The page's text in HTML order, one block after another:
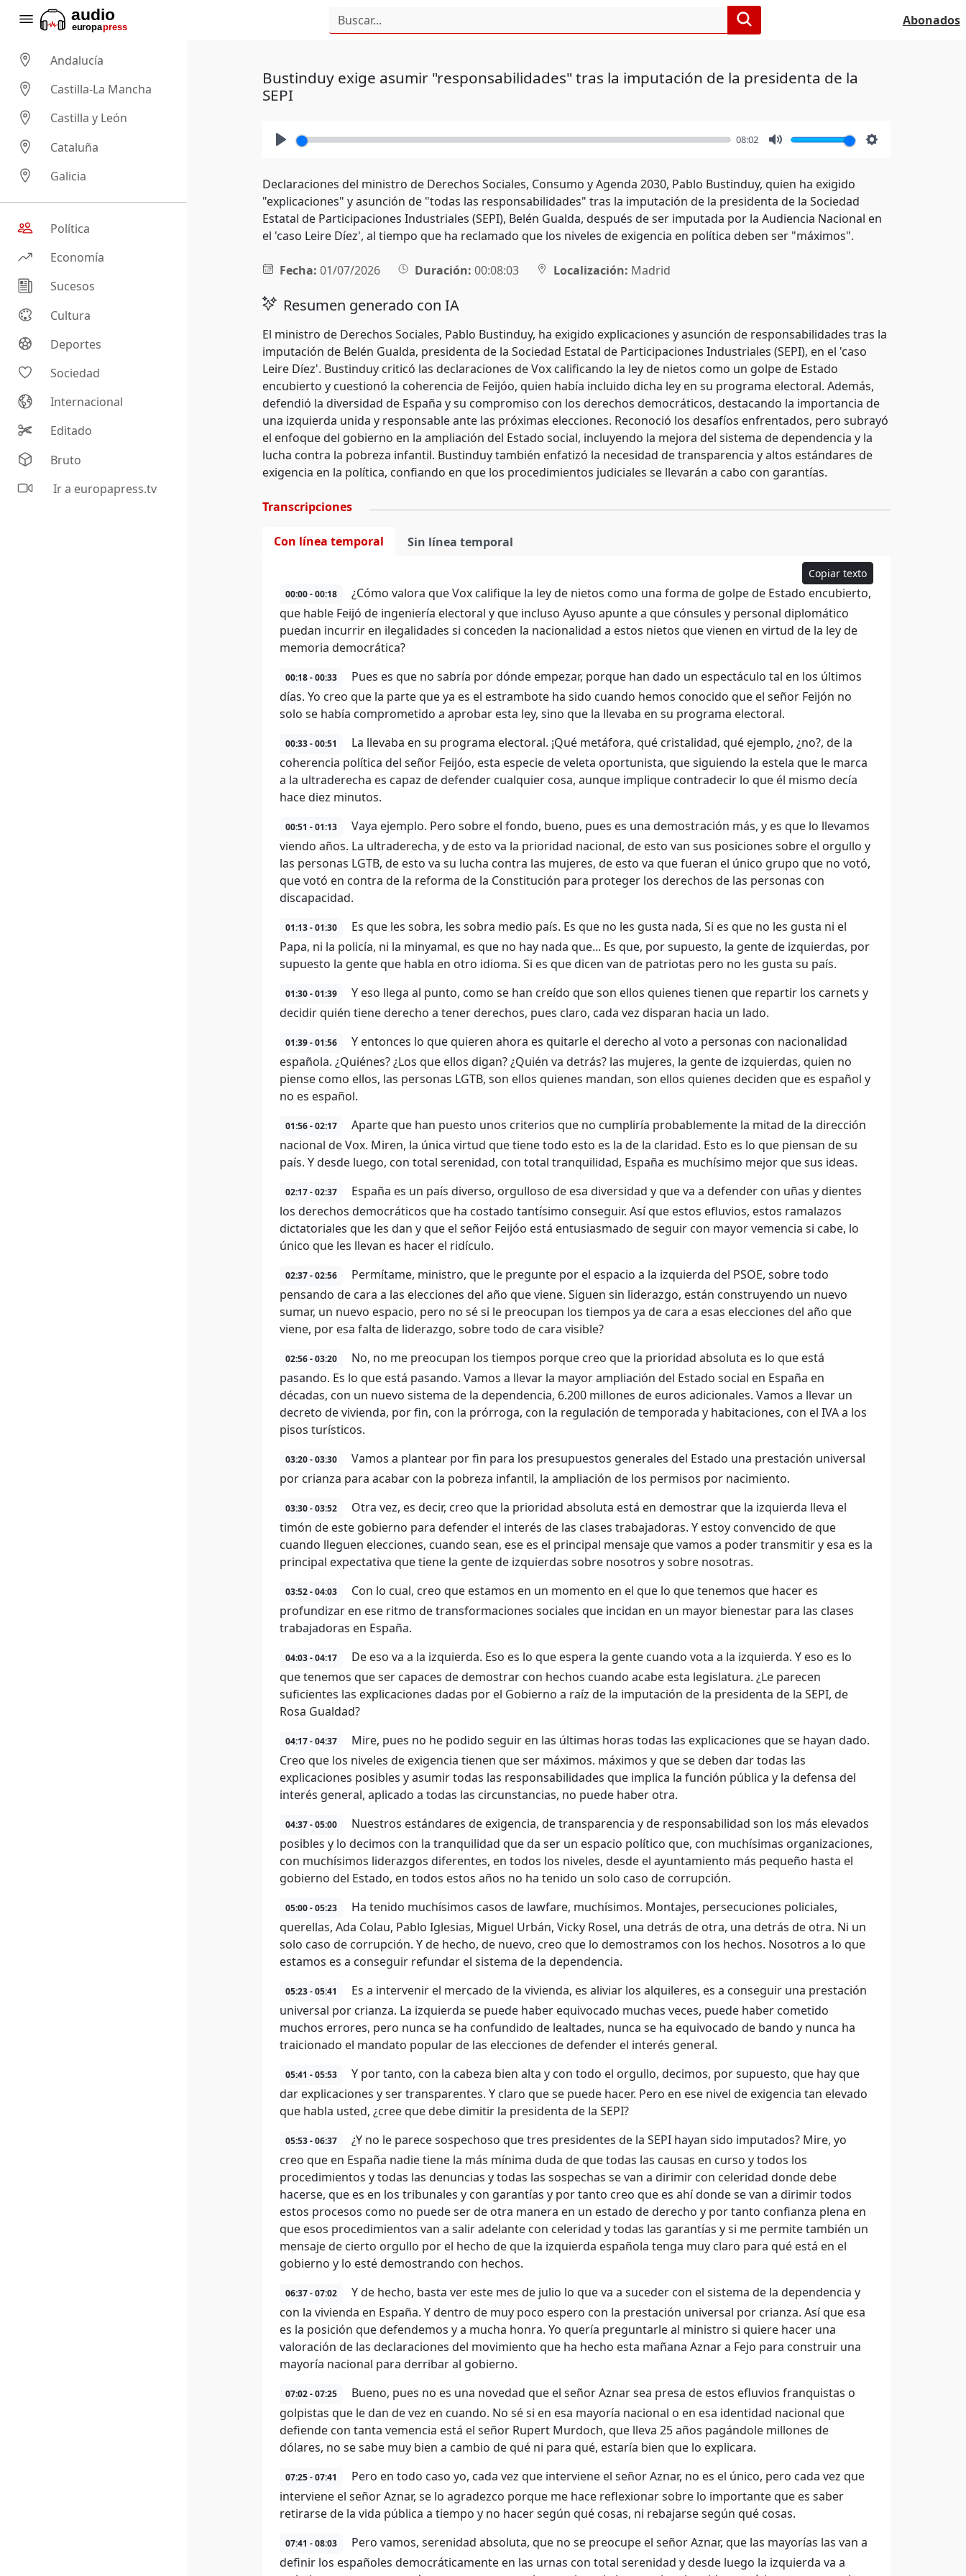
Abonados
Andalucía
Castilla-La Mancha
Castilla y León
Cataluña
Galicia
Política
Economía
Sucesos
Cultura
Deportes
Sociedad
Internacional
Editado
Bruto
Ir a europapress.tv
Bustinduy exige asumir "responsabilidades" tras la imputación de la presidenta de la
SEPI
08:02
Declaraciones del ministro de Derechos Sociales, Consumo y Agenda 2030, Pablo Bustinduy, quien ha exigido
"explicaciones" y asunción de "todas las responsabilidades" tras la imputación de la presidenta de la Sociedad
Estatal de Participaciones Industriales (SEPI), Belén Gualda, después de ser imputada por la Audiencia Nacional en
el 'caso Leire Díez', al tiempo que ha reclamado que los niveles de exigencia en política deben ser "máximos".
Fecha: 01/07/2026 Duración: 00:08:03 Localización: Madrid
Resumen generado con IA
El ministro de Derechos Sociales, Pablo Bustinduy, ha exigido explicaciones y asunción de responsabilidades tras la
imputación de Belén Gualda, presidenta de la Sociedad Estatal de Participaciones Industriales (SEPI), en el 'caso
Leire Díez'. Bustinduy criticó las declaraciones de Vox calificando la ley de nietos como un golpe de Estado
encubierto y cuestionó la coherencia de Feijóo, quien había incluido dicha ley en su programa electoral. Además,
defendió la diversidad de España y su compromiso con los derechos democráticos, destacando la importancia de
una izquierda unida y responsable ante las próximas elecciones. Reconoció los desafíos enfrentados, pero subrayó
el enfoque del gobierno en la ampliación del Estado social, incluyendo la mejora del sistema de dependencia y la
lucha contra la pobreza infantil. Bustinduy también enfatizó la necesidad de transparencia y altos estándares de
exigencia en la política, confiando en que los procedimientos judiciales se llevarán a cabo con garantías.
Transcripciones
Con línea temporal Sin línea temporal
Copiar texto
00:00 - 00:18
¿Cómo valora que Vox califique la ley de nietos como una forma de golpe de Estado encubierto,
que hable Feijó de ingeniería electoral y que incluso Ayuso apunte a que cónsules y personal diplomático
puedan incurrir en ilegalidades si conceden la nacionalidad a estos nietos que vienen en virtud de la ley de
memoria democrática?
00:18 - 00:33
Pues es que no sabría por dónde empezar, porque han dado un espectáculo tal en los últimos
días. Yo creo que la parte que ya es el estrambote ha sido cuando hemos conocido que el señor Feijón no
solo se había comprometido a aprobar esta ley, sino que la llevaba en su programa electoral.
00:33 - 00:51
La llevaba en su programa electoral. ¡Qué metáfora, qué cristalidad, qué ejemplo, ¿no?, de la
coherencia política del señor Feijóo, esta especie de veleta oportunista, que siguiendo la estela que le marca
a la ultraderecha es capaz de defender cualquier cosa, aunque implique contradecir lo que él mismo decía
hace diez minutos.
00:51 - 01:13
Vaya ejemplo. Pero sobre el fondo, bueno, pues es una demostración más, y es que lo llevamos
viendo años. La ultraderecha, y de esto va la prioridad nacional, de esto van sus posiciones sobre el orgullo y
las personas LGTB, de esto va su lucha contra las mujeres, de esto va que fueran el único grupo que no votó,
que votó en contra de la reforma de la Constitución para proteger los derechos de las personas con
discapacidad.
01:13 - 01:30
Es que les sobra, les sobra medio país. Es que no les gusta nada, Si es que no les gusta ni el
Papa, ni la policía, ni la minyamal, es que no hay nada que... Es que, por supuesto, la gente de izquierdas, por
supuesto la gente que habla en otro idioma. Si es que dicen van de patriotas pero no les gusta su país.
01:30 - 01:39
Y eso llega al punto, como se han creído que son ellos quienes tienen que repartir los carnets y
decidir quién tiene derecho a tener derechos, pues claro, cada vez disparan hacia un lado.
01:39 - 01:56
Y entonces lo que quieren ahora es quitarle el derecho al voto a personas con nacionalidad
española. ¿Quiénes? ¿Los que ellos digan? ¿Quién va detrás? las mujeres, la gente de izquierdas, quien no
piense como ellos, las personas LGTB, son ellos quienes mandan, son ellos quienes deciden que es español y
no es español.
01:56 - 02:17
Aparte que han puesto unos criterios que no cumpliría probablemente la mitad de la dirección
nacional de Vox. Miren, la única virtud que tiene todo esto es la de la claridad. Esto es lo que piensan de su
país. Y desde luego, con total serenidad, con total tranquilidad, España es muchísimo mejor que sus ideas.
02:17 - 02:37
España es un país diverso, orgulloso de esa diversidad y que va a defender con uñas y dientes
los derechos democráticos que ha costado tantísimo conseguir. Así que estos efluvios, estos ramalazos
dictatoriales que les dan y que el señor Feijóo está entusiasmado de seguir con mayor vemencia si cabe, lo
único que les llevan es hacer el ridículo.
02:37 - 02:56
Permítame, ministro, que le pregunte por el espacio a la izquierda del PSOE, sobre todo
pensando de cara a las elecciones del año que viene. Siguen sin liderazgo, están construyendo un nuevo
sumar, un nuevo espacio, pero no sé si le preocupan los tiempos ya de cara a esas elecciones del año que
viene, por esa falta de liderazgo, sobre todo de cara visible?
02:56 - 03:20
No, no me preocupan los tiempos porque creo que la prioridad absoluta es lo que está
pasando. Es lo que está pasando. Vamos a llevar la mayor ampliación del Estado social en España en
décadas, con un nuevo sistema de la dependencia, 6.200 millones de euros adicionales. Vamos a llevar un
decreto de vivienda, por fin, con la prórroga, con la regulación de temporada y habitaciones, con el IVA a los
pisos turísticos.
03:20 - 03:30
Vamos a plantear por fin para los presupuestos generales del Estado una prestación universal
por crianza para acabar con la pobreza infantil, la ampliación de los permisos por nacimiento.
03:30 - 03:52
Otra vez, es decir, creo que la prioridad absoluta está en demostrar que la izquierda lleva el
timón de este gobierno para defender el interés de las clases trabajadoras. Y estoy convencido de que
cuando lleguen elecciones, cuando sean, ese es el principal mensaje que vamos a poder transmitir y esa es la
principal expectativa que tiene la gente de izquierdas sobre nosotros y sobre nosotras.
03:52 - 04:03
Con lo cual, creo que estamos en un momento en el que lo que tenemos que hacer es
profundizar en ese ritmo de transformaciones sociales que incidan en un mayor bienestar para las clases
trabajadoras en España.
04:03 - 04:17
De eso va a la izquierda. Eso es lo que espera la gente cuando vota a la izquierda. Y eso es lo
que tenemos que ser capaces de demostrar con hechos cuando acabe esta legislatura. ¿Le parecen
suficientes las explicaciones dadas por el Gobierno a raíz de la imputación de la presidenta de la SEPI, de
Rosa Gualdad?
04:17 - 04:37
Mire, pues no he podido seguir en las últimas horas todas las explicaciones que se hayan dado.
Creo que los niveles de exigencia tienen que ser máximos. máximos y que se deben dar todas las
explicaciones posibles y asumir todas las responsabilidades que implica la función pública y la defensa del
interés general, aplicado a todas las circunstancias, no puede haber otra.
04:37 - 05:00
Nuestros estándares de exigencia, de transparencia y de responsabilidad son los más elevados
posibles y lo decimos con la tranquilidad que da ser un espacio político que, con muchísimas organizaciones,
con muchísimos liderazgos diferentes, en todos los niveles, desde el ayuntamiento más pequeño hasta el
gobierno del Estado, en todos estos años no ha tenido un solo caso de corrupción.
05:00 - 05:23
Ha tenido muchísimos casos de lawfare, muchísimos. Montajes, persecuciones policiales,
querellas, Ada Colau, Pablo Iglesias, Miguel Urbán, Vicky Rosel, una detrás de otra, una detrás de otra. Ni un
solo caso de corrupción. Y de hecho, de nuevo, creo que lo demostramos con los hechos. Nosotros a lo que
estamos es a conseguir refundar el sistema de la dependencia.
05:23 - 05:41
Es a intervenir el mercado de la vivienda, es aliviar los alquileres, es a conseguir una prestación
universal por crianza. La izquierda se puede haber equivocado muchas veces, puede haber cometido
muchos errores, pero nunca se ha confundido de lealtades, nunca se ha equivocado de bando y nunca ha
traicionado el mandato popular de las elecciones de defender el interés general.
05:41 - 05:53
Y por tanto, con la cabeza bien alta y con todo el orgullo, decimos, por supuesto, que hay que
dar explicaciones y ser transparentes. Y claro que se puede hacer. Pero en ese nivel de exigencia tan elevado
que habla usted, ¿cree que debe dimitir la presidenta de la SEPI?
05:53 - 06:37
¿Y no le parece sospechoso que tres presidentes de la SEPI hayan sido imputados? Mire, yo
creo que en España nadie tiene la más mínima duda de que todas las causas en curso y todos los
procedimientos y todas las denuncias y todas las sospechas se van a dirimir con celeridad donde debe
hacerse, que es en los tribunales y con garantías y por tanto creo que es ahí donde se van a dirimir todos
estos procesos como no puede ser de otra manera en un estado de derecho y por tanto confianza plena en
que esos procedimientos van a salir adelante con celeridad y todas las garantías y si me permite también un
mensaje de cierto orgullo por el hecho de que la izquierda española tenga muy claro para qué está en el
gobierno y lo esté demostrando con hechos.
06:37 - 07:02
Y de hecho, basta ver este mes de julio lo que va a suceder con el sistema de la dependencia y
con la vivienda en España. Y dentro de muy poco espero con la prestación universal por crianza. Así que esa
es la posición que defendemos y a mucha honra. Yo quería preguntarle al ministro si quiere hacer una
valoración de las declaraciones del movimiento que ha hecho esta mañana Aznar a Fejo para construir una
mayoría nacional para derribar al gobierno.
07:02 - 07:25
Bueno, pues no es una novedad que el señor Aznar sea presa de estos efluvios franquistas o
golpistas que le dan de vez en cuando. No sé si en esa mayoría nacional o en esa identidad nacional que
defiende con tanta vemencia está el señor Rupert Murdoch, que lleva 25 años pagándole millones de
dólares, no se sabe muy bien a cambio de qué ni para qué, estaría bien que lo explicara.
07:25 - 07:41
Pero en todo caso yo, cada vez que interviene el señor Aznar, no es el único, pero cada vez que
interviene el señor Aznar, se lo agradezco porque me hace reflexionar sobre lo importante que es saber
retirarse de la vida pública a tiempo y no hacer según qué cosas, ni rebajarse según qué cosas.
07:41 - 08:03
Pero vamos, serenidad absoluta, que no se preocupe el señor Aznar, que las mayorías las van a
definir los españoles democráticamente en las urnas con total serenidad y desde luego la izquierda va a